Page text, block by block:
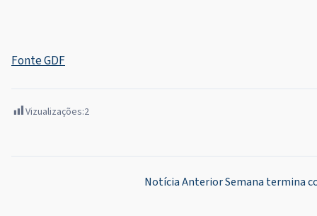
Fonte GDF
Vizualizações:2
Notícia AnteriorSemana termina